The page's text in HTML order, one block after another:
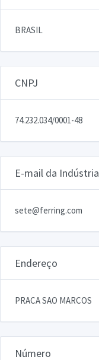
BRASIL
CNPJ
74.232.034/0001-48
E-mail da Indústria
sete@ferring.com
Endereço
PRACA SAO MARCOS
Número